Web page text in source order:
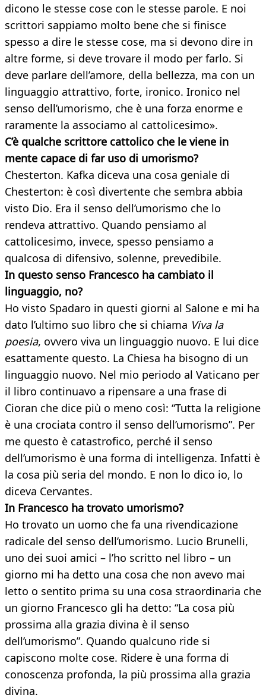
dicono le stesse cose con le stesse parole. E noi
scrittori sappiamo molto bene che si finisce
spesso a dire le stesse cose, ma si devono dire in
altre forme, si deve trovare il modo per farlo. Si
deve parlare dell’amore, della bellezza, ma con un
linguaggio attrattivo, forte, ironico. Ironico nel
senso dell’umorismo, che è una forza enorme e
raramente la associamo al cattolicesimo».
C’è qualche scrittore cattolico che le viene in
mente capace di far uso di umorismo?
Chesterton. Kafka diceva una cosa geniale di
Chesterton: è così divertente che sembra abbia
visto Dio. Era il senso dell’umorismo che lo
rendeva attrattivo. Quando pensiamo al
cattolicesimo, invece, spesso pensiamo a
qualcosa di difensivo, solenne, prevedibile.
In questo senso Francesco ha cambiato il
linguaggio, no?
Ho visto Spadaro in questi giorni al Salone e mi ha
dato l’ultimo suo libro che si chiama Viva la
poesia, ovvero viva un linguaggio nuovo. E lui dice
esattamente questo. La Chiesa ha bisogno di un
linguaggio nuovo. Nel mio periodo al Vaticano per
il libro continuavo a ripensare a una frase di
Cioran che dice più o meno così: “Tutta la religione
è una crociata contro il senso dell’umorismo”. Per
me questo è catastrofico, perché il senso
dell’umorismo è una forma di intelligenza. Infatti è
la cosa più seria del mondo. E non lo dico io, lo
diceva Cervantes.
In Francesco ha trovato umorismo?
Ho trovato un uomo che fa una rivendicazione
radicale del senso dell’umorismo. Lucio Brunelli,
uno dei suoi amici – l’ho scritto nel libro – un
giorno mi ha detto una cosa che non avevo mai
letto o sentito prima su una cosa straordinaria che
un giorno Francesco gli ha detto: “La cosa più
prossima alla grazia divina è il senso
dell’umorismo”. Quando qualcuno ride si
capiscono molte cose. Ridere è una forma di
conoscenza profonda, la più prossima alla grazia
divina.